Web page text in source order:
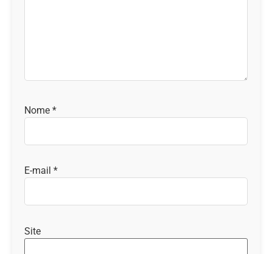
Nome *
E-mail *
Site